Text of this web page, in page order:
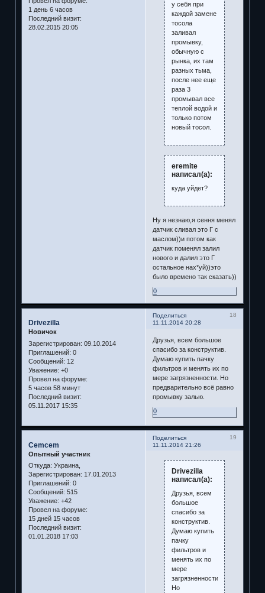
1 день 6 часов
Последний визит:
28.02.2015 20:05
у себя при
каждой замене
тосола
заливал
промывку,
обычную с
рынка, их там
разных тьма,
после нее еще
раза 3
промывал все
теплой водой и
только потом
новый тосол.
eremite
написал(а):
куда уйдет?
Ну я незнаю,я сення менял
датчик сливал это Г с
маслом))и потом как
датчик поменял залил
нового и далил это Г
остальное нах*уй))это
было времено так сказать))
0
Поделиться
18
11.11.2014 20:28
Drivezilla
Новичок
Зарегистрирован: 09.10.2014
Приглашений: 0
Сообщений: 12
Уважение: +0
Провел на форуме:
5 часов 58 минут
Последний визит:
05.11.2017 15:35
Друзья, всем большое
спасибо за конструктив.
Думаю купить пачку
фильтров и менять их по
мере загрязненности. Но
предварительно всё равно
промывку залью.
0
Поделиться
19
11.11.2014 21:26
Cemcem
Опытный участник
Откуда: Украина,
Зарегистрирован: 17.01.2013
Приглашений: 0
Сообщений: 515
Уважение: +42
Провел на форуме:
15 дней 15 часов
Последний визит:
01.01.2018 17:03
Drivezilla
написал(а):
Друзья, всем
большое
спасибо за
конструктив.
Думаю купить
пачку
фильтров и
менять их по
мере
загрязненности.
Но